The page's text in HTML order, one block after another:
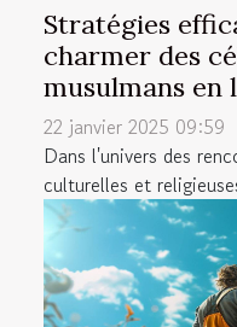
Stratégies
charmer des
musulmans en
22 janvier 2025 09:59
Dans l'univers des
culturelles et